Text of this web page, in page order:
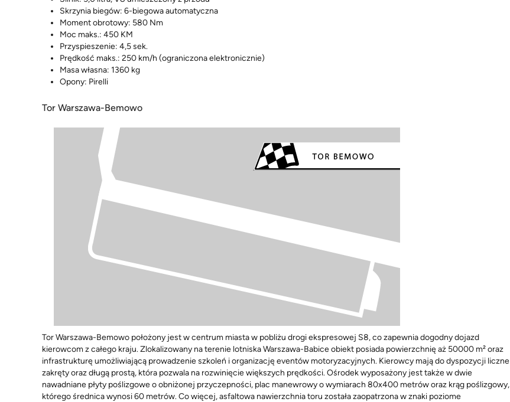
Skrzynia biegów: 6-biegowa automatyczna
Moment obrotowy: 580 Nm
Moc maks.: 450 KM
Przyspieszenie: 4,5 sek.
Prędkość maks.: 250 km/h (ograniczona elektronicznie)
Masa własna: 1360 kg
Opony: Pirelli
Tor Warszawa-Bemowo
Tor Warszawa-Bemowo położony jest w centrum miasta w pobliżu drogi ekspresowej S8, co zapewnia dogodny dojazd
kierowcom z całego kraju. Zlokalizowany na terenie lotniska Warszawa-Babice obiekt posiada powierzchnię aż 50000 m² oraz
infrastrukturę umożliwiającą prowadzenie szkoleń i organizację eventów motoryzacyjnych. Kierowcy mają do dyspozycji liczne
zakręty oraz długą prostą, która pozwala na rozwinięcie większych prędkości. Ośrodek wyposażony jest także w dwie
nawadniane płyty poślizgowe o obniżonej przyczepności, plac manewrowy o wymiarach 80x400 metrów oraz krąg poślizgowy,
którego średnica wynosi 60 metrów. Co więcej, asfaltowa nawierzchnia toru została zaopatrzona w znaki poziome